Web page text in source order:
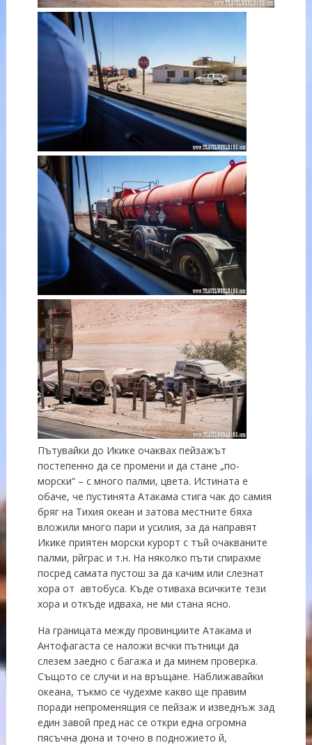
Пътувайки до Икике очаквах пейзажът
постепенно да се промени и да стане „по-
морски“ – с много палми, цвета. Истината е
обаче, че пустинята Атакама стига чак до самия
бряг на Тихия океан и затова местните бяха
вложили много пари и усилия, за да направят
Икике приятен морски курорт с тъй очакваните
палми, рйграс и т.н. На няколко пъти спирахме
посред самата пустош за да качим или слезнат
хора от автобуса. Къде отиваха всичките тези
хора и откъде идваха, не ми стана ясно.
На границата между провинциите Атакама и
Антофагаста се наложи всчки пътници да
слезем заедно с багажа и да минем проверка.
Същото се случи и на връщане. Наближавайки
океана, тъкмо се чудехме какво ще правим
поради непроменящия се пейзаж и изведнъж зад
един завой пред нас се откри една огромна
пясъчна дюна и точно в подножието й,